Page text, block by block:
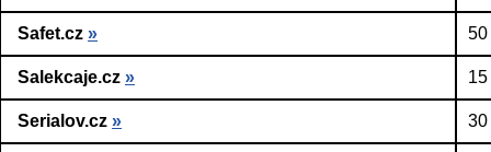
Safet.cz » 50
Salekcaje.cz »
Serialov.cz » 30